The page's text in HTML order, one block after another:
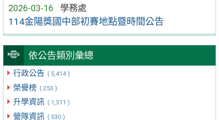
2026-03-16 學務處
114金陽獎國中部初賽地點暨時間公告
依公告類別彙總
行政公告 ( 5,414 )
榮譽榜 ( 253 )
升學資訊 ( 1,311 )
營隊資訊 ( 530 )